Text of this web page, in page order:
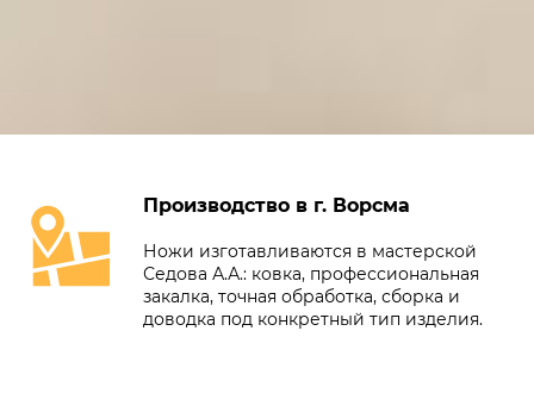
Производство в г. Ворсма
Ножи изготавливаются в мастерской
Седова А.А.: ковка, профессиональная
закалка, точная обработка, сборка и
доводка под конкретный тип изделия.